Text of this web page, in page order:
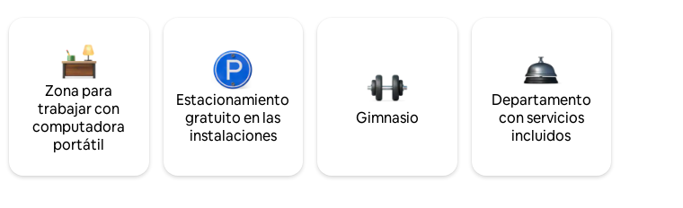
Zona para
trabajar con
computadora
portátil
Estacionamiento
gratuito en las
instalaciones
Gimnasio
Departamento
con servicios
incluidos